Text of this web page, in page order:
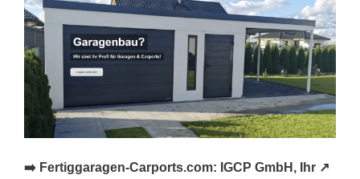
➡️ Fertiggaragen-Carports.com: IGCP GmbH, Ihr ↗️